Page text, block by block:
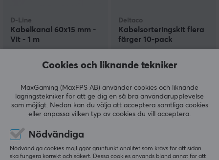
D-Line
Kabelkanal 60x15 mm -
Vit - 1 m
279 kr
Deltaco
Kabelsorteringskit flera
färger 10-pack
39 kr
Cookies och liknande tekniker
MaxGaming (MaxFPS AB) använder cookies och liknande
lagringstekniker för att ge dig en så bra användarupplevelse
som möjligt. Nedan kan du välja att acceptera samtliga cookies
eller anpassa vilken typ av cookies du vill acceptera.
Nödvändiga
Nödvändiga cookies möjliggör grunfunktionalitet som krävs för att sidan
ska fungera korrekt och säkert. Dessa cookies används bland annat för att